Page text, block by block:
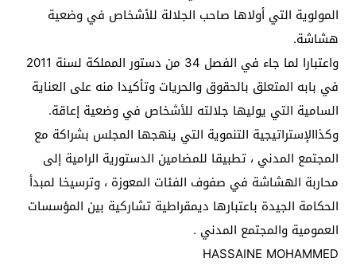
المولوية التي أولاها صاحب الجلالة للأشخاص في وضعية
هشاشة.
واعتبارا لما جاء في الفصل 34 من دستور المملكة لسنة 2011
في بابه المتعلق بالحقوق والحريات وتأكيدا منه على العناية
السامية التي يوليها جلالته للأشخاص في وضعية إعاقة.
وكذاالإستراتيجية التنموية التي ينهجها المجلس بشراكة مع
المجتمع المدني ، تطبيقا للمضامين الدستورية الرامية إلى
محاربة الهشاشة في صفوف الفئات المعوزة ، وترسيخا لمبدأ
الحكامة الجيدة باعتبارها ديمقراطية تشاركية بين المؤسسات
العمومية والمجتمع المدني .
HASSAINE MOHAMMED